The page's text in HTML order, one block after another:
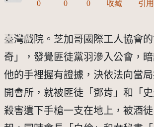
0 0 0 收藏 引用
臺灣戲院。芝加哥國際工人協會
奇」，發覺匪徒黨羽滲入公會，暗
他的手裡握有證據，決依法向當
開會所，就被匪徒「鄧肯」和「
殺害遺下手槍一支在地上，被酒